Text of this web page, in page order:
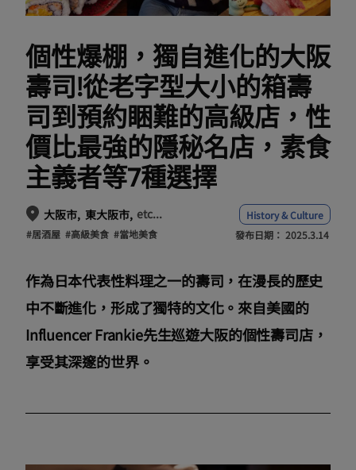
個性爆棚，獨自進化的大阪
壽司!從老字型大小的箱壽
司到預約睏難的高級店，性
價比最強的隱秘名店，素食
主義者等7種選擇
大阪市 東大阪市 etc...
History & Culture
#居酒屋 #高級美食 #當地美食 發布日期： 2025.3.14
作為日本代表性料理之一的壽司，在漫長的歷史
中不斷進化，形成了獨特的文化。來自美國的
Influencer Frankie先生巡遊大阪的個性壽司店，
享受其深邃的世界。